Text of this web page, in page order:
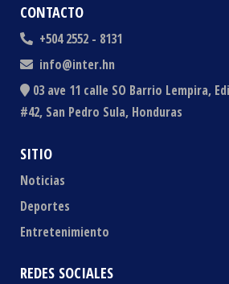
CONTACTO
+504 2552 - 8131
info@inter.hn
03 ave 11 calle SO Barrio Lempira,
#42, San Pedro Sula, Honduras
SITIO
Noticias
Deportes
Entretenimiento
REDES SOCIALES